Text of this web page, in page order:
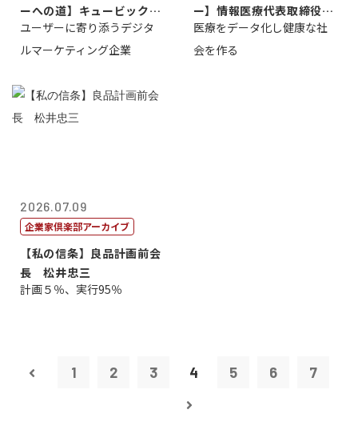
ーへの道】キュービック代
表取締役CE...
ユーザーに寄り添うデジタ
ルマーケティング企業
ー】情報医療代表取締役
原 聖吾
医療をデータ化し健康な社
会を作る
2026.07.09
企業家倶楽部アーカイブ
【私の信条】良品計画前会
長 松井忠三
計画５％、実行95％
1 2 3 4 5 6 7